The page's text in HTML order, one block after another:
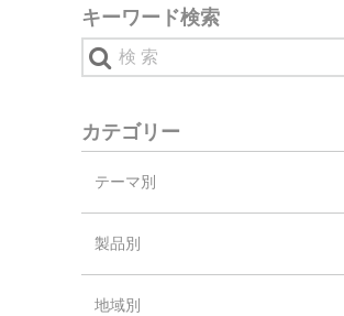
キーワード検索
カテゴリー
テーマ別
製品別
地域別